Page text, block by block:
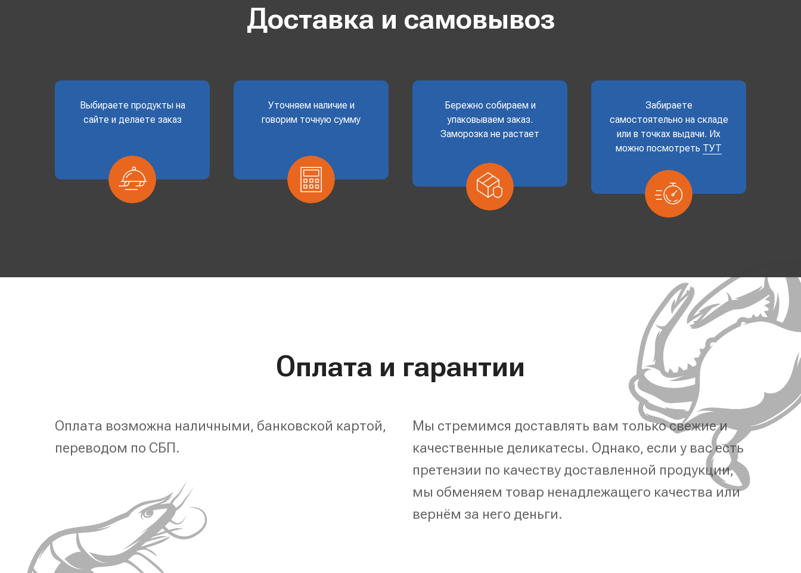
Доставка и самовывоз
Выбираете продукты на
сайте и делаете заказ
Уточняем наличие и
говорим точную сумму
Бережно собираем и
упаковываем заказ.
Заморозка не растает
Забираете
самостоятельно на складе
или в точках выдачи. Их
можно посмотреть ТУТ
Оплата и гарантии
Оплата возможна наличными, банковской картой,
переводом по СБП.
Мы стремимся доставлять вам только свежие и
качественные деликатесы. Однако, если у вас есть
претензии по качеству доставленной продукции,
мы обменяем товар ненадлежащего качества или
вернём за него деньги.